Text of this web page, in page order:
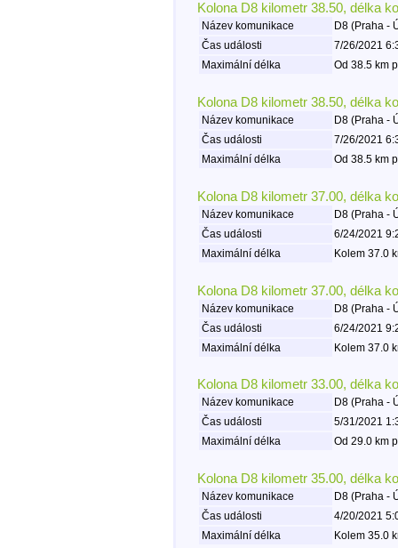
Kolona D8 kilometr 38.50, délka
Název komunikace
D8 (Praha -
Čas události
7/26/2021
Maximální délka
Od 38.5 km
Kolona D8 kilometr 38.50, délka
Název komunikace
D8 (Praha -
Čas události
7/26/2021
Maximální délka
Od 38.5 km
Kolona D8 kilometr 37.00, délka
Název komunikace
D8 (Praha -
Čas události
6/24/2021
Maximální délka
Kolem 37.0
Kolona D8 kilometr 37.00, délka
Název komunikace
D8 (Praha -
Čas události
6/24/2021
Maximální délka
Kolem 37.0
Kolona D8 kilometr 33.00, délka
Název komunikace
D8 (Praha -
Čas události
5/31/2021
Maximální délka
Od 29.0 km
Kolona D8 kilometr 35.00, délka
Název komunikace
D8 (Praha -
Čas události
4/20/2021
Maximální délka
Kolem 35.0